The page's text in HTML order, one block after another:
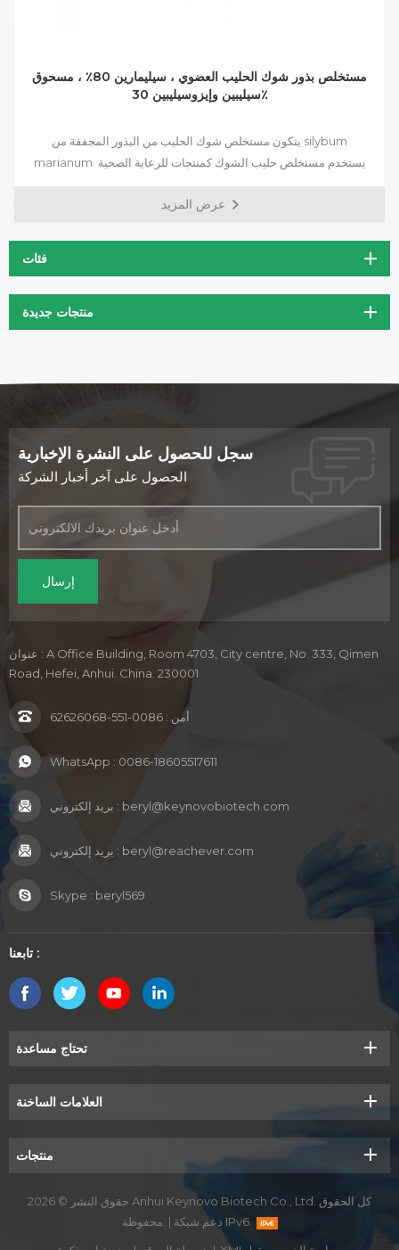
مستخلص بذور شوك الحليب العضوي ، سيليمارين 80٪ ، مسحوق
سيليبين وإيزوسيليبين 30٪
يتكون مستخلص شوك الحليب من البذور المجففة من silybum
marianum. يستخدم مستخلص حليب الشوك كمنتجات للرعاية الصحية
بشكل أساسي لحماية الكبد. حليب الشوك هو عشب فريد يحتوي على
مركب طبيعي يسمى سيليمارين. سيليمارين يغذي الكبد مثل أي مغذيات
عرض المزيد
فئات
منتجات جديدة
سجل للحصول على النشرة الإخبارية
الحصول على آخر أخبار الشركة
عنوان : A Office Building, Room 4703, City centre, No. 333, Qimen
Road, Hefei, Anhui. China. 230001
أمن : 0086-551-62626068
WhatsApp : 0086-18605517611
بريد إلكتروني : beryl@keynovobiotech.com
بريد إلكتروني : beryl@reachever.com
Skype : beryl569
تابعنا :
تحتاج مساعدة
العلامات الساخنة
منتجات
حقوق النشر © 2026 Anhui Keynovo Biotech Co., Ltd. كل الحقوق
|
دعم شبكة IPv6.